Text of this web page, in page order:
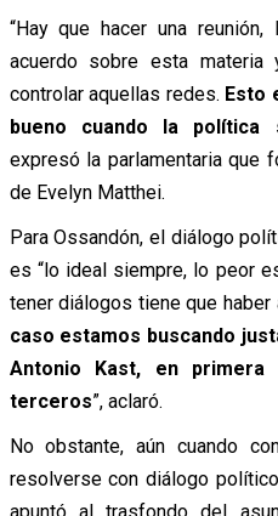
“Hay que hacer una
acuerdo sobre esta
controlar aquellas redes. Esto
bueno cuando la política
expresó la parlamentaria que
de Evelyn Matthei.
Para Ossandón, el diálogo
es “lo ideal siempre, lo peor
tener diálogos tiene que
caso estamos buscando
Antonio Kast, en
terceros”, aclaró.
No obstante, aún cuando
resolverse con diálogo